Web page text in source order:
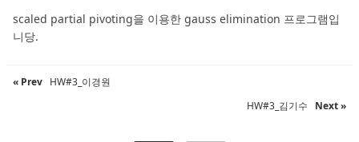
scaled partial pivoting을 이용한 gauss elimination 프로그램입
니당.
« Prev HW#3_이경원
HW#3_김기수
Next »
Sketchbook5, 스케치북5
Sketchbook5, 스케치북5